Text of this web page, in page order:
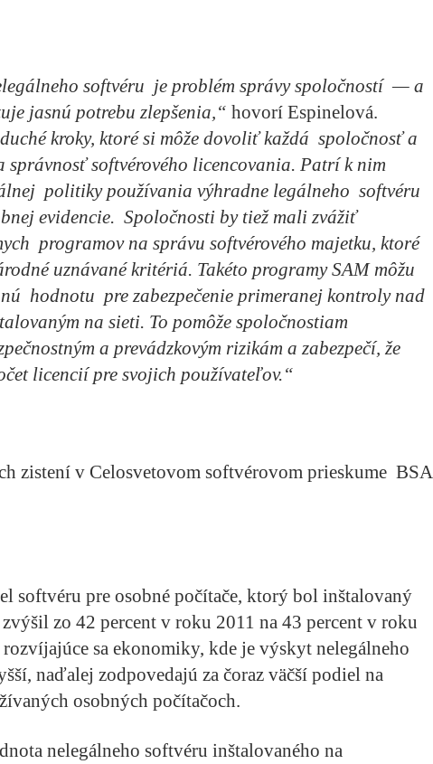
softvéru je problém správy spoločností — a
jasnú potrebu zlepšenia,“ hovorí Espinelová.
kroky, ktoré si môže dovoliť každá spoločnosť a
správnosť softvérového licencovania. Patrí k nim
politiky používania výhradne legálneho softvéru
evidencie. Spoločnosti by tiež mali zvážiť
programov na správu softvérového majetku, ktoré
uznávané kritériá. Takéto programy SAM môžu
hodnotu pre zabezpečenie primeranej kontroly nad
na sieti. To pomôže spoločnostiam
a prevádzkovým rizikám a zabezpečí, že
licencií pre svojich používateľov.“
zistení v Celosvetovom softvérovom prieskume BSA
softvéru pre osobné počítače, ktorý bol inštalovaný
zo 42 percent v roku 2011 na 43 percent v roku
sa ekonomiky, kde je výskyt nelegálneho
naďalej zodpovedajú za čoraz väčší podiel na
osobných počítačoch.
nelegálneho softvéru inštalovaného na